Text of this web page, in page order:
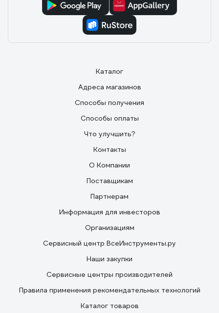
Каталог
Адреса магазинов
Способы получения
Способы оплаты
Что улучшить?
Контакты
О Компании
Поставщикам
Партнерам
Информация для инвесторов
Организациям
Сервисный центр ВсеИнструменты.ру
Наши закупки
Сервисные центры производителей
Правила применения рекомендательных технологий
Каталог товаров